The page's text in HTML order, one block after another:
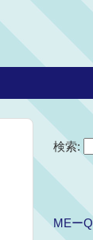
検索:
MEーQ